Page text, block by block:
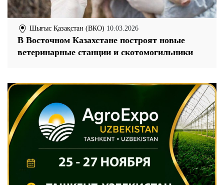
Шығыс Қазақстан (ВКО) 10.03.2026
В Восточном Казахстане построят новые
ветеринарные станции и скотомогильники